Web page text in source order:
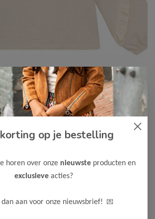
op je bestelling
horen over onze nieuwste producten en
exclusieve acties?
aan voor onze nieuwsbrief! 💌